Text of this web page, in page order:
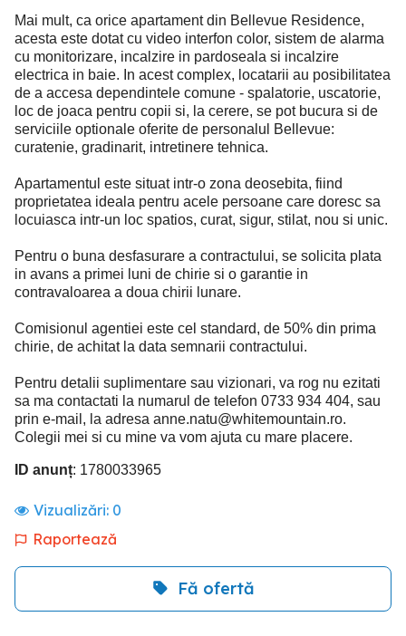
Mai mult, ca orice apartament din Bellevue Residence,
acesta este dotat cu video interfon color, sistem de alarma
cu monitorizare, incalzire in pardoseala si incalzire
electrica in baie. In acest complex, locatarii au posibilitatea
de a accesa dependintele comune - spalatorie, uscatorie,
loc de joaca pentru copii si, la cerere, se pot bucura si de
serviciile optionale oferite de personalul Bellevue:
curatenie, gradinarit, intretinere tehnica.
Apartamentul este situat intr-o zona deosebita, fiind
proprietatea ideala pentru acele persoane care doresc sa
locuiasca intr-un loc spatios, curat, sigur, stilat, nou si unic.
Pentru o buna desfasurare a contractului, se solicita plata
in avans a primei luni de chirie si o garantie in
contravaloarea a doua chirii lunare.
Comisionul agentiei este cel standard, de 50% din prima
chirie, de achitat la data semnarii contractului.
Pentru detalii suplimentare sau vizionari, va rog nu ezitati
sa ma contactati la numarul de telefon 0733 934 404, sau
prin e-mail, la adresa anne.natu@whitemountain.ro.
Colegii mei si cu mine va vom ajuta cu mare placere.
ID anunț: 1780033965
Vizualizări: 0
Raportează
Fă ofertă